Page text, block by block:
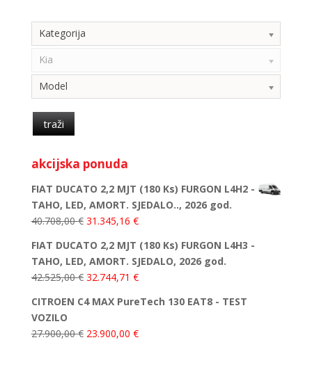
Kategorija
Kia
Model
traži
akcijska ponuda
FIAT DUCATO 2,2 MJT (180 Ks) FURGON L4H2 -
TAHO, LED, AMORT. SJEDALO.., 2026 god.
40.708,00€ 31.345,16 €
FIAT DUCATO 2,2 MJT (180 Ks) FURGON L4H3 -
TAHO, LED, AMORT. SJEDALO, 2026 god.
42.525,00€ 32.744,71 €
CITROEN C4 MAX PureTech 130 EAT8 - TEST
VOZILO
27.900,00€ 23.900,00 €